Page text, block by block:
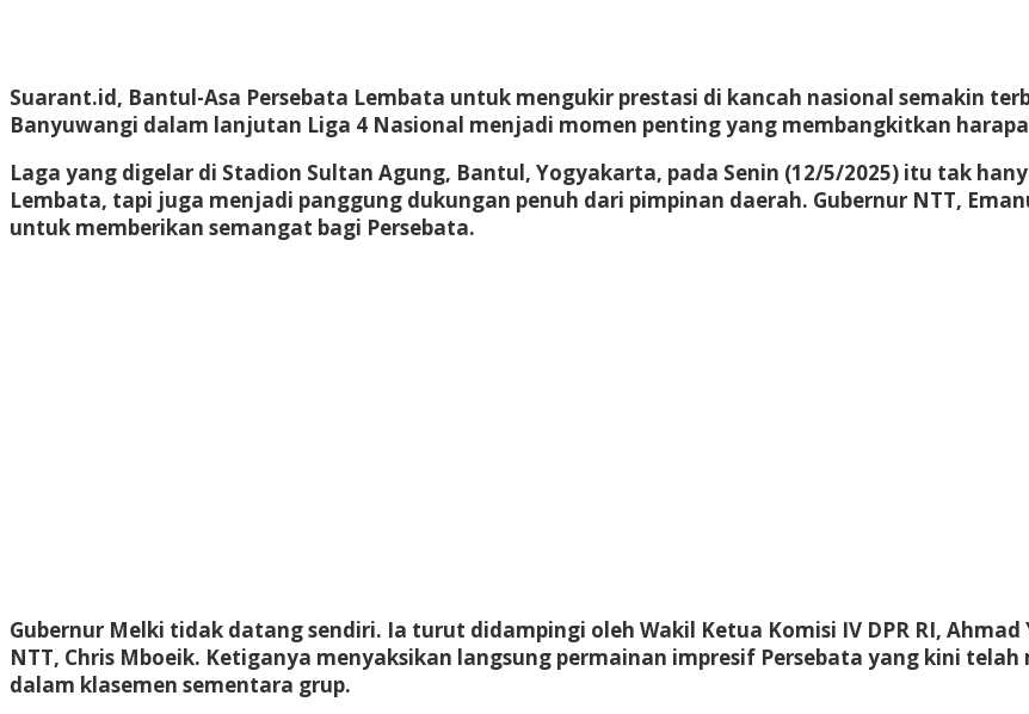
Suarant.id, Bantul-Asa Persebata Lembata untuk mengukir prestasi di kancah nasional semakin
Banyuwangi dalam lanjutan Liga 4 Nasional menjadi momen penting yang membangkitkan
Laga yang digelar di Stadion Sultan Agung, Bantul, Yogyakarta, pada Senin (12/5/2025) itu tak
Lembata, tapi juga menjadi panggung dukungan penuh dari pimpinan daerah. Gubernur NTT,
untuk memberikan semangat bagi Persebata.
Gubernur Melki tidak datang sendiri. Ia turut didampingi oleh Wakil Ketua Komisi IV DPR RI,
NTT, Chris Mboeik. Ketiganya menyaksikan langsung permainan impresif Persebata yang kini
dalam klasemen sementara grup.